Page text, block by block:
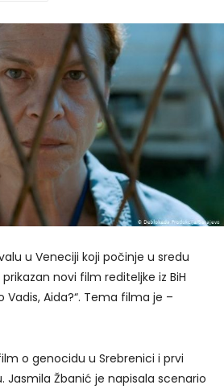
u Veneciji koji počinje u sredu
novi film rediteljke iz BiH
Vadis, Aida?“. Tema filma je –
o genocidu u Srebrenici i prvi
Žbanić je napisala scenario